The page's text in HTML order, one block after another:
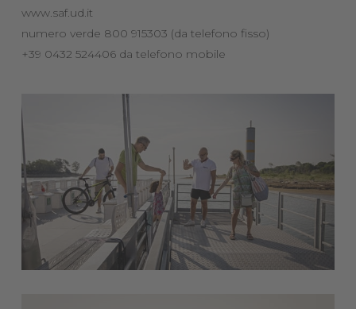
www.saf.ud.it
numero verde 800 915303 (da telefono fisso)
+39 0432 524406 da telefono mobile